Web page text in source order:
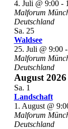
4. Juli @ 9:00-
Malforum
Deutschland
Sa. 25
Waldsee
25. Juli @ 9:00-
Malforum
Deutschland
August 2026
Sa. 1
Landschaft
1. August @
Malforum
Deutschland